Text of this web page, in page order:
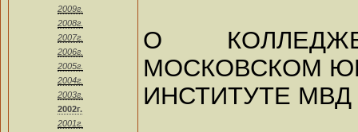
2009г.
2008г.
2007г.
2006г.
2005г.
2004г.
2003г.
2002г.
2001г.
О
МОСКОВСКОМ
ИНСТИТУТЕ